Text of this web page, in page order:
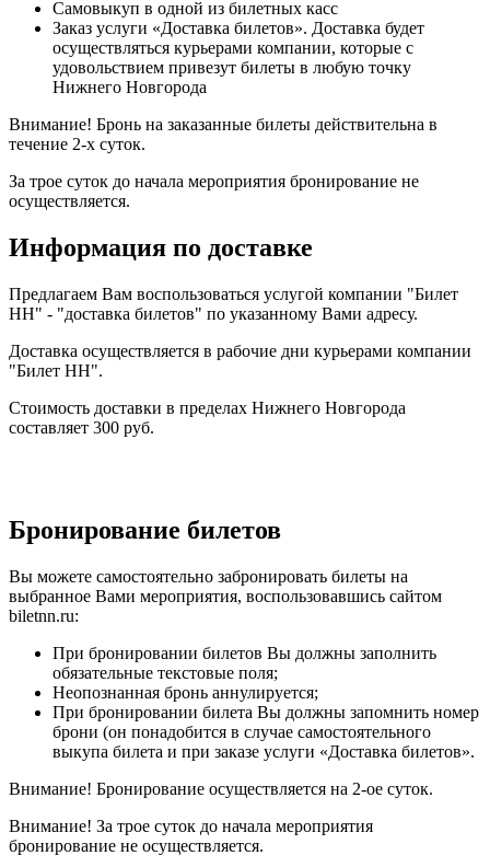
Самовыкуп в одной из билетных касс
Заказ услуги «Доставка билетов». Доставка будет
осуществляться курьерами компании, которые с
удовольствием привезут билеты в любую точку
Нижнего Новгорода
Внимание! Бронь на заказанные билеты действительна в
течение 2-х суток.
За трое суток до начала мероприятия бронирование не
осуществляется.
Информация по доставке
Предлагаем Вам воспользоваться услугой компании "Билет
НН" - "доставка билетов" по указанному Вами адресу.
Доставка осуществляется в рабочие дни курьерами компании
"Билет НН".
Стоимость доставки в пределах Нижнего Новгорода
составляет 300 руб.
Бронирование билетов
Вы можете самостоятельно забронировать билеты на
выбранное Вами мероприятия, воспользовавшись сайтом
biletnn.ru:
При бронировании билетов Вы должны заполнить
обязательные текстовые поля;
Неопознанная бронь аннулируется;
При бронировании билета Вы должны запомнить номер
брони (он понадобится в случае самостоятельного
выкупа билета и при заказе услуги «Доставка билетов».
Внимание! Бронирование осуществляется на 2-ое суток.
Внимание! За трое суток до начала мероприятия
бронирование не осуществляется.